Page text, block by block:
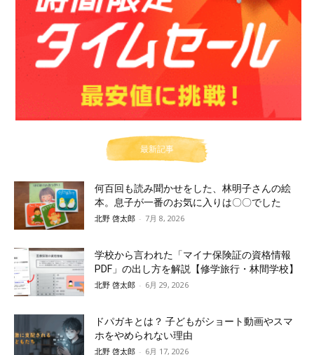
最新記事
何百回も読み聞かせをした、林明子さんの絵
本。息子が一番のお気に入りは〇〇でした
北野 啓太郎 - 7月 8, 2026
学校から言われた「マイナ保険証の資格情報
PDF」の出し方を解説【修学旅行・林間学校】
北野 啓太郎 - 6月 29, 2026
ドパガキとは？ 子どもがショート動画やスマ
ホをやめられない理由
北野 啓太郎 - 6月 17, 2026